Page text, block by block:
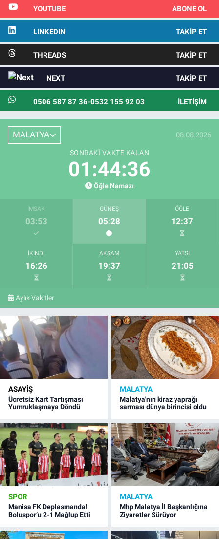
YOUTUBE ABONE OL
LINKEDIN TAKIP ET
THREADS TAKIP ET
NEXT TAKIP ET
0506 587 87 36-0532 155 92 03 İLETIŞIM
MALATYA 08.08.2026
SONRAKI VAKTE KALAN
01:44:34
Öğle Namazı
İMSAK
03:53
GÜNEŞ
05:28
ÖĞLE
12:37
İKINDI
16:26
AKŞAM
19:37
YATSI
21:05
Aylık Vakitler
ASAYIŞ
Ücretsiz Kart Tartışması
Yumruklaşmaya Döndü
MALATYA
Malatya'nın kiraz yaprağı
sarması dünya birincisi oldu
SPOR
Manisa FK Deplasmanda!
Boluspor’u 2-1 Mağlup Etti
MALATYA
Mhp Malatya İl Başkanlığına
Ziyaretler Sürüyor